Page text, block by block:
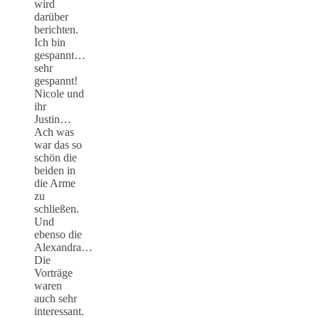
wird
darüber
berichten.
Ich bin
gespannt…
sehr
gespannt!
Nicole und
ihr
Justin…
Ach was
war das so
schön die
beiden in
die Arme
zu
schließen.
Und
ebenso die
Alexandra…
Die
Vorträge
waren
auch sehr
interessant.